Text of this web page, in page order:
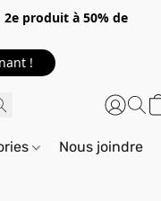
produit à 50% de
!
Nous joindre